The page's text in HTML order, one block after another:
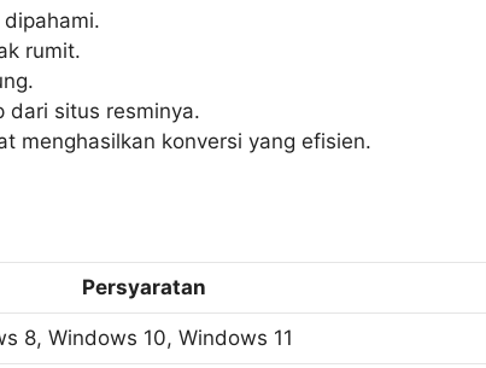
rumit.
dari situs resminya.
menghasilkan konversi yang efisien.
Persyaratan
8, Windows 10, Windows 11